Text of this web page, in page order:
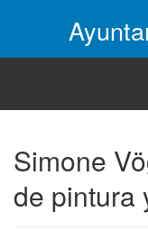
Simone
de pintura